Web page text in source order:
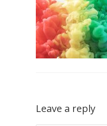
Leave a reply